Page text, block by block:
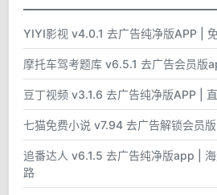
YIYI影视 v4.0.1 去广告纯净版APP |
摩托车驾考题库 v6.5.1 去广告会员版
豆丁视频 v3.1.6 去广告纯净版APP |
七猫免费小说 v7.94 去广告解锁会员
追番达人 v6.1.5 去广告纯净版app |
路